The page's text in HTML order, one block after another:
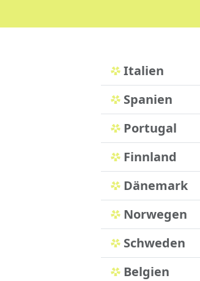
Italien
Spanien
Portugal
Finnland
Dänemark
Norwegen
Schweden
Belgien